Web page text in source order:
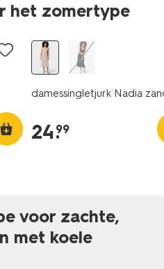
het zomertype
damessingletjurk Nadia
24.
99
voor zachte,
met koele